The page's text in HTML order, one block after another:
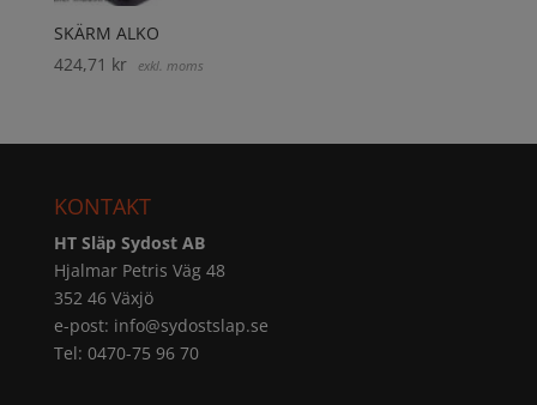
SKÄRM ALKO
424,71 kr exkl. moms
KONTAKT
HT Släp Sydost AB
Hjalmar Petris Väg 48
352 46 Växjö
e-post: info@sydostslap.se
Tel: 0470-75 96 70